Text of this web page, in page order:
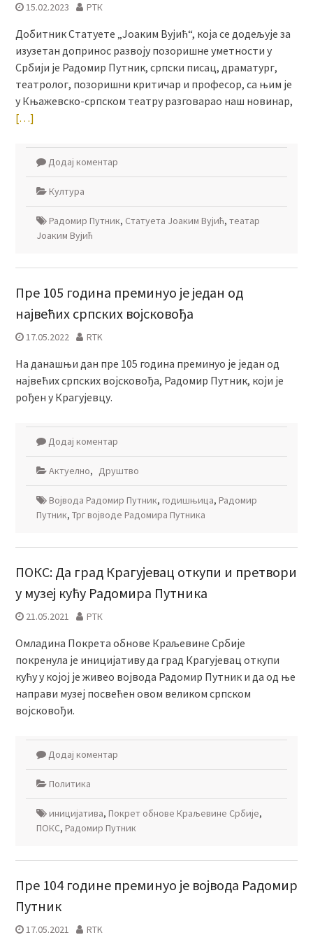
15.02.2023 РТК
Добитник Статуете „Јоаким Вујић“, која се додељује за
изузетан допринос развоју позоришне уметности у
Србији је Радомир Путник, српски писац, драматург,
театролог, позоришни критичар и професор, са њим је
у Књажевско-српском театру разговарао наш новинар,
[…]
Додај коментар
Култура
Радомир Путник, Статуета Јоаким Вујић, театар
Јоаким Вујић
Пре 105 година преминуо је један од
највећих српских војсковођа
17.05.2022 RTK
На данашњи дан пре 105 година преминуо је један од
највећих српских војсковођа, Радомир Путник, који је
рођен у Крагујевцу.
Додај коментар
Актуелно, Друштво
Војвода Радомир Путник, годишњица, Радомир
Путник, Трг војводе Радомира Путника
ПОКС: Да град Крагујевац откупи и претвори
у музеј кућу Радомира Путника
21.05.2021 РТК
Омладина Покрета обнове Краљевине Србије
покренула је иницијативу да град Крагујевац откупи
кућу у којој је живео војвода Радомир Путник и да од ње
направи музеј посвећен овом великом српском
војсковођи.
Додај коментар
Политика
иницијатива, Покрет обнове Краљевине Србије,
ПОКС, Радомир Путник
Пре 104 године преминуо је војвода Радомир
Путник
17.05.2021 RTK